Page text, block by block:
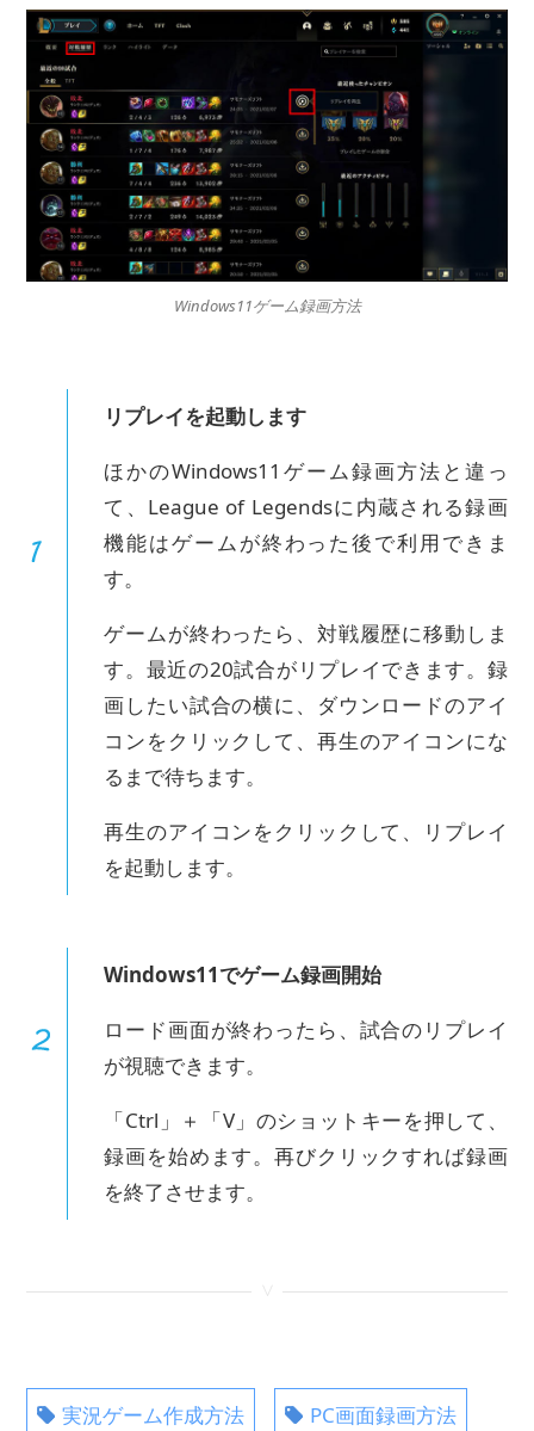
Windows11ゲーム録画方法
リプレイを起動します
ほかのWindows11ゲーム録画方法と違っ
て、League of Legendsに内蔵される録画
機能はゲームが終わった後で利用できま
す。
ゲームが終わったら、対戦履歴に移動しま
す。最近の20試合がリプレイできます。録
画したい試合の横に、ダウンロードのアイ
コンをクリックして、再生のアイコンにな
るまで待ちます。
再生のアイコンをクリックして、リプレイ
を起動します。
Windows11でゲーム録画開始
ロード画面が終わったら、試合のリプレイ
が視聴できます。
「Ctrl」＋「V」のショットキーを押して、
録画を始めます。再びクリックすれば録画
を終了させます。
実況ゲーム作成方法 PC画面録画方法